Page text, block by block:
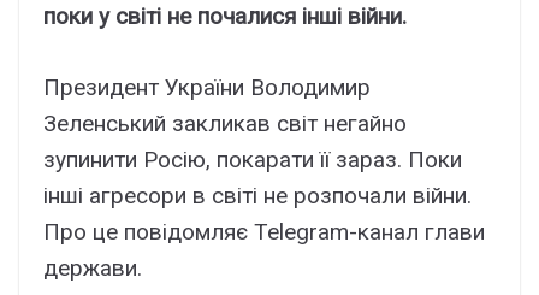
поки у світі не почалися інші війни.
Президент України Володимир
Зеленський закликав світ негайно
зупинити Росію, покарати її зараз. Поки
інші агресори в світі не розпочали війни.
Про це повідомляє Telegram-канал глави
держави.